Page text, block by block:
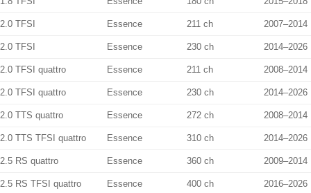
2.0 TFSI Essence 211 ch 2007–2014
2.0 TFSI Essence 230 ch 2014–2026
2.0 TFSI quattro Essence 211 ch 2008–2014
2.0 TFSI quattro Essence 230 ch 2014–2026
2.0 TTS quattro Essence 272 ch 2008–2014
2.0 TTS TFSI quattro Essence 310 ch 2014–2026
2.5 RS quattro Essence 360 ch 2009–2014
2.5 RS TFSI quattro Essence 400 ch 2016–2026